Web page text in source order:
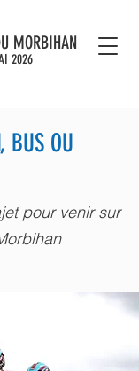
MORBIHAN
2026
BUS OU
pour venir sur